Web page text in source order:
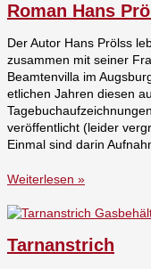
Roman Hans
Der Autor Hans Prölss
zusammen mit seiner
Beamtenvilla im
etlichen Jahren diesen
veröffentlicht (leider
Einmal sind darin
Weiterlesen »
Tarnanstrich